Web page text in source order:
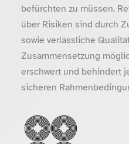
befürchten zu müssen.
über Risiken sind durch
sowie verlässliche
Zusammensetzung
erschwert und behindert
sicheren